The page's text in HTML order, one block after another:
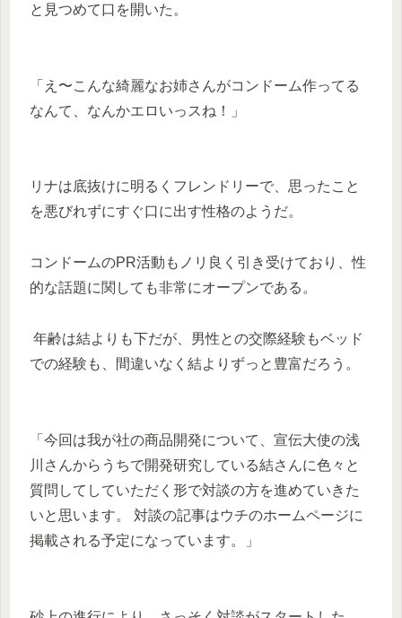
と見つめて口を開いた。
「え〜こんな綺麗なお姉さんがコンドーム作ってる
なんて、なんかエロいっスね！」
リナは底抜けに明るくフレンドリーで、思ったこと
を悪びれずにすぐ口に出す性格のようだ。
コンドームのPR活動もノリ良く引き受けており、性
的な話題に関しても非常にオープンである。
年齢は結よりも下だが、男性との交際経験もベッド
での経験も、間違いなく結よりずっと豊富だろう。
「今回は我が社の商品開発について、宣伝大使の浅
川さんからうちで開発研究している結さんに色々と
質問してしていただく形で対談の方を進めていきた
いと思います。 対談の記事はウチのホームページに
掲載される予定になっています。」